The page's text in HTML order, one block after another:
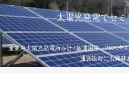
太陽光発電でセミ
産業用太陽光発電所を計7基運用中。2020年
通貨投資にも興味